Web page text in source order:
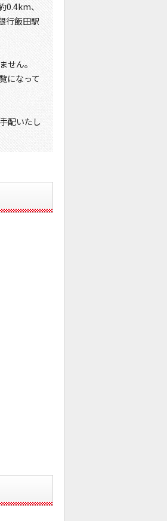
0.4km、
行飯田駅
せん。
になって
配いたし